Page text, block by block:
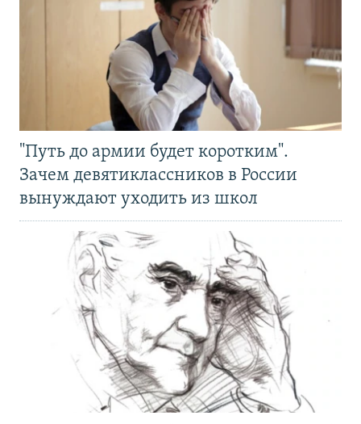
"Путь до армии будет коротким".
Зачем девятиклассников в России
вынуждают уходить из школ